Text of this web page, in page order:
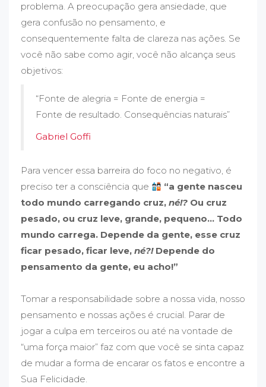
problema. A preocupação gera ansiedade, que
gera confusão no pensamento, e
consequentemente falta de clareza nas ações. Se
você não sabe como agir, você não alcança seus
objetivos:
“Fonte de alegria = Fonte de energia =
Fonte de resultado. Consequências naturais”
Gabriel Goffi
Para vencer essa barreira do foco no negativo, é
preciso ter a consciência que
“a gente nasceu
todo mundo carregando cruz, né!? Ou cruz
pesado, ou cruz leve, grande, pequeno... Todo
mundo carrega. Depende da gente, esse cruz
ficar pesado, ficar leve, né?! Depende do
pensamento da gente, eu acho!”
Tomar a responsabilidade sobre a nossa vida, nosso
pensamento e nossas ações é crucial. Parar de
jogar a culpa em terceiros ou até na vontade de
“uma força maior” faz com que você se sinta capaz
de mudar a forma de encarar os fatos e encontre a
Sua Felicidade.